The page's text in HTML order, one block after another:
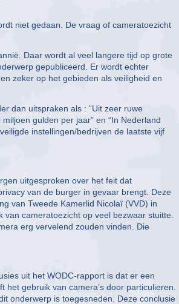
niet gedaan. De vraag of cameratoezicht
Daar wordt al veel langere tijd op grote
gepubliceerd. Er wordt echter
zeker op het gebieden als veiligheid en
dan uitspraken als : “Uit zeer ruwe
gulden per jaar” en “In Nederland
instellingen/bedrijven de laatste vijf
uitgesproken over het feit dat
van de burger in gevaar brengt. Deze
van Tweede Kamerlid Nicolaï (VVD) in
cameratoezicht op veel bezwaar stuitte.
erg vervelend zouden vinden. Die
uit het WODC-rapport is dat er een
gebruik van camera’s door particulieren.
onderwerp is toegesneden. Deze conclusie